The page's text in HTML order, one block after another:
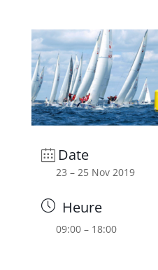
Date
23 – 25 Nov 2019
Heure
09:00 – 18:00